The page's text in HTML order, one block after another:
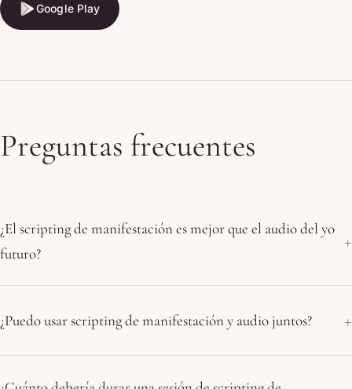
Google Play
Google Play
Preguntas frecuentes
¿El scripting de manifestación es mejor que el audio del yo
futuro?
¿Puedo usar scripting de manifestación y audio juntos?